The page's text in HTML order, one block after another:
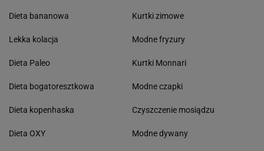
Dieta bananowa
Lekka kolacja
Dieta Paleo
Dieta bogatoresztkowa
Dieta kopenhaska
Dieta OXY
Kurtki zimowe
Modne fryzury
Kurtki Monnari
Modne czapki
Czyszczenie mosiądzu
Modne dywany